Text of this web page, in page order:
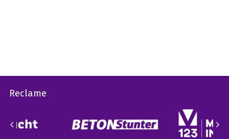
Reclame